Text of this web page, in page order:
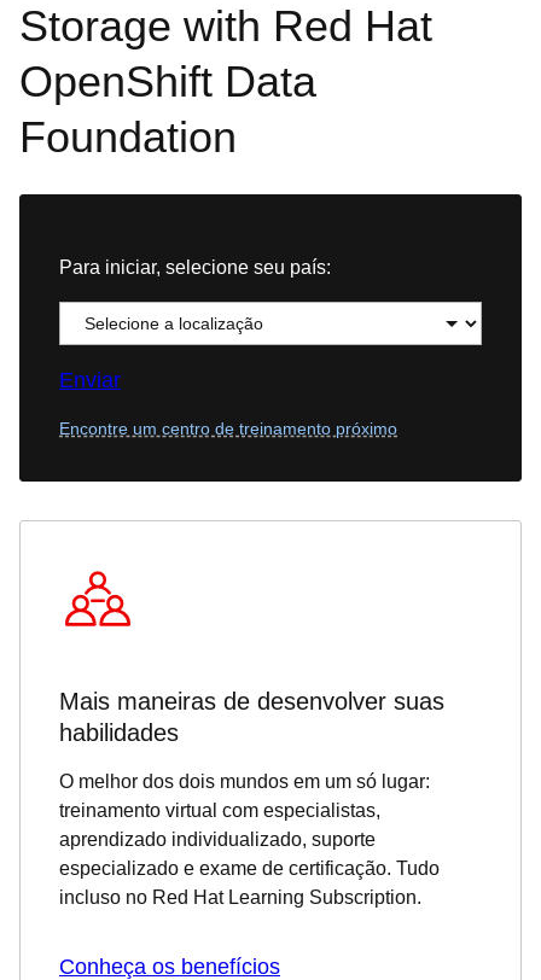
Storage with Red Hat
OpenShift Data
Foundation
Para iniciar, selecione seu país:
Enviar
Encontre um centro de treinamento próximo
Mais maneiras de desenvolver suas
habilidades
O melhor dos dois mundos em um só lugar:
treinamento virtual com especialistas,
aprendizado individualizado, suporte
especializado e exame de certificação. Tudo
incluso no Red Hat Learning Subscription.
Conheça os benefícios